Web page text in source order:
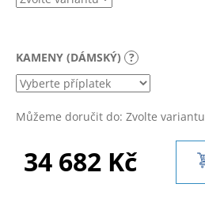
KAMENY (DÁMSKÝ) ?
Můžeme doručit do: Zvolte variantu
34 682 Kč
HLEDAT
o
p